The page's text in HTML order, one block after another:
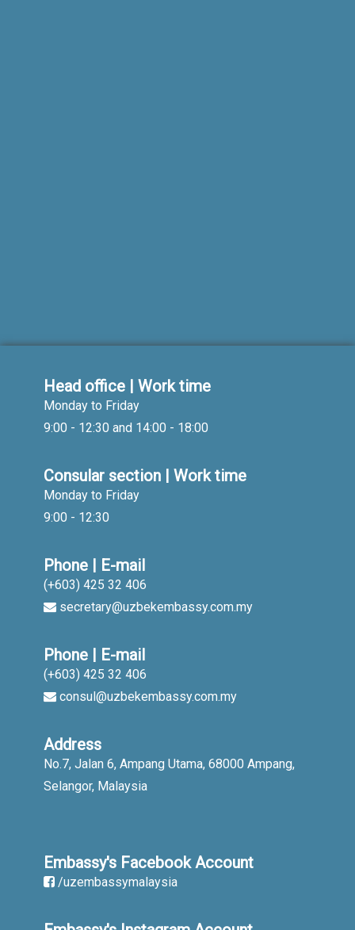
Head office | Work time
Monday to Friday
9:00 - 12:30 and 14:00 - 18:00
Consular section | Work time
Monday to Friday
9:00 - 12:30
Phone | E-mail
(+603) 425 32 406
secretary@uzbekembassy.com.my
Phone | E-mail
(+603) 425 32 406
consul@uzbekembassy.com.my
Address
No.7, Jalan 6, Ampang Utama, 68000 Ampang,
Selangor, Malaysia
Embassy's Facebook Account
/uzembassymalaysia